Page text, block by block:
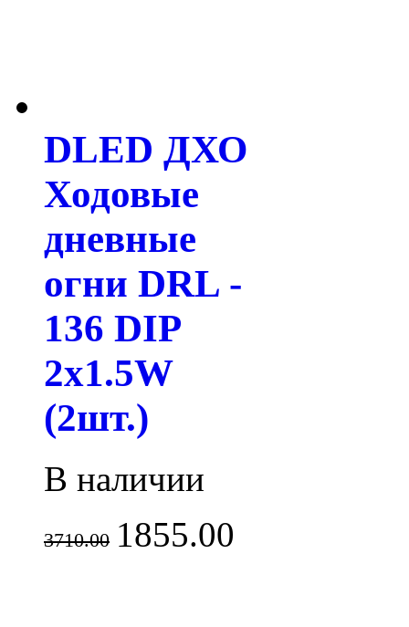
DLED ДХО
Ходовые
дневные
огни DRL -
136 DIP
2x1.5W
(2шт.)
В наличии
3710.00 1855.00